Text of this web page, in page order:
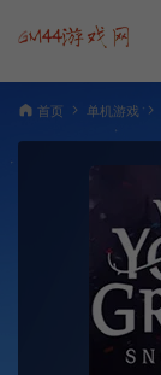
首页 单机游戏